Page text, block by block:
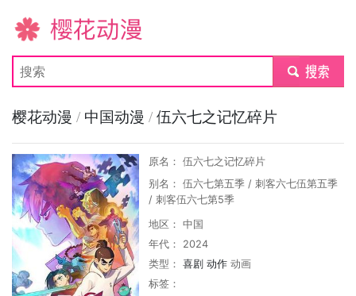
樱花动漫
submit
樱花动漫 / 中国动漫 / 伍六七之记忆碎片
原名： 伍六七之记忆碎片
别名： 伍六七第五季 / 刺客六七伍第五季
/ 刺客伍六七第5季
地区： 中国
年代： 2024
类型：喜剧 动作 动画
标签：